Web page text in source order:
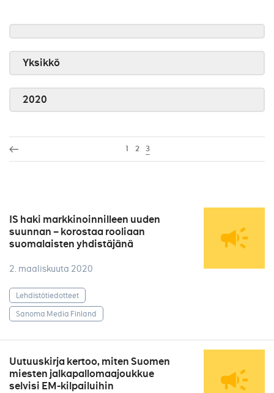
Yksikkö
2020
1 2 3
IS haki markkinoinnilleen uuden
suunnan – korostaa rooliaan
suomalaisten yhdistäjänä
2. maaliskuuta 2020
Lehdistötiedotteet
Sanoma Media Finland
Uutuuskirja kertoo, miten Suomen
miesten jalkapallomaajoukkue
selvisi EM-kilpailuihin